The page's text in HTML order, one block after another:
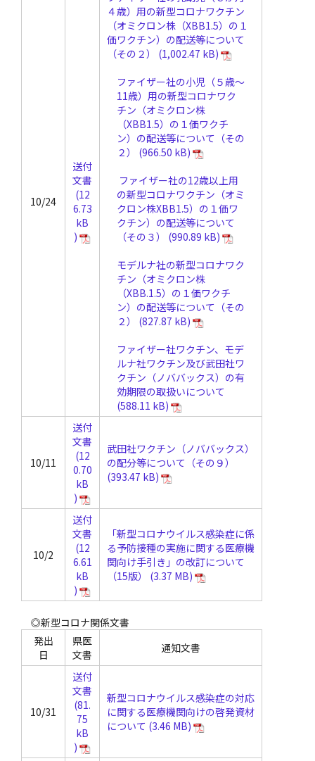
10/24
送付
文書
４歳）用の新型コロナワクチン
（オミクロン株（XBB1.5）の１
価ワクチン）の配送等について
（その２）
ファイザー社の小児（５歳～
11歳）用の新型コロナワク
チン（オミクロン株
（XBB1.5）の１価ワクチ
ン）の配送等について（その
２）
ファイザー社の12歳以上用
の新型コロナワクチン（オミ
クロン株XBB1.5）の１価ワ
クチン）の配送等について
（その３）
モデルナ社の新型コロナワク
チン（オミクロン株
（XBB.1.5）の１価ワクチ
ン）の配送等について（その
２）
ファイザー社ワクチン、モデ
ルナ社ワクチン及び武田社ワ
クチン（ノババックス）の有
効期限の取扱いについて
10/11
送付
文書
武田社ワクチン（ノババックス）
の配分等について（その９）
10/2
送付
文書
「新型コロナウイルス感染症に係
る予防接種の実施に関する医療機
関向け手引き」の改訂について
（15版）
◎新型コロナ関係文書
発出
日
県医
文書
通知文書
10/31
送付
文書
新型コロナウイルス感染症の対応
に関する医療機関向けの啓発資材
について